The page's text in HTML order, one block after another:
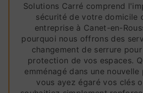
Solutions Carré comprend
sécurité de votre domicile
entreprise à Canet-en-
pourquoi nous offrons des
changement de serrure
protection de vos espaces.
emménagé dans une
vous ayez égaré vos clés